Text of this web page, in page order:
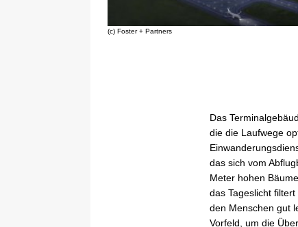
(c) Foster + Partners
Das
die die Laufwege
das sich vom
Meter hohen
das Tageslicht
den Menschen gut
Vorfeld, um die